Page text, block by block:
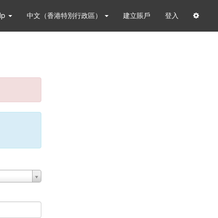
中文（香港特別行政區） 建立賬戶 登入